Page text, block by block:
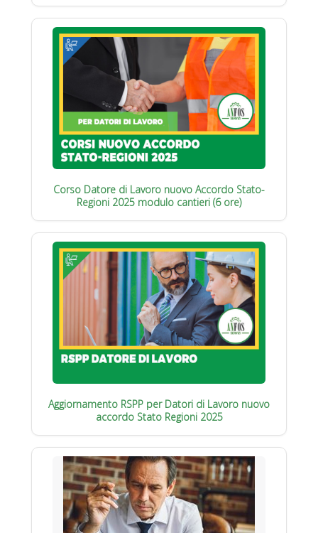
Corso Datore di Lavoro nuovo Accordo Stato-
Regioni 2025 modulo cantieri (6 ore)
Aggiornamento RSPP per Datori di Lavoro nuovo
accordo Stato Regioni 2025